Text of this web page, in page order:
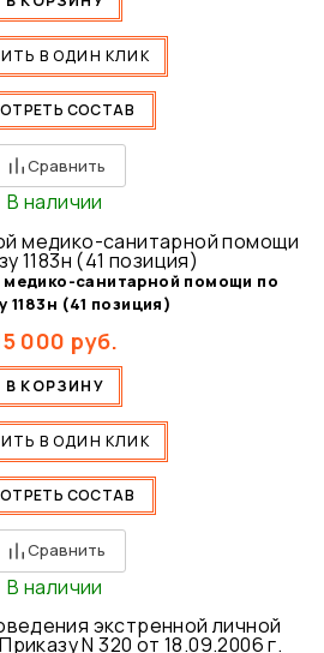
В ОДИН КЛИК
СОСТАВ
Сравнить
В наличии
медико-санитарной помощи по
1183н (41 позиция)
000 руб.
В КОРЗИНУ
В ОДИН КЛИК
СОСТАВ
Сравнить
В наличии